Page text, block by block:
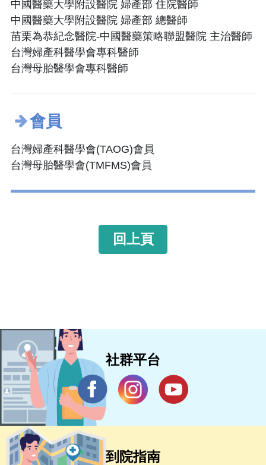
中國醫藥大學附設醫院 婦產部 住院醫師
中國醫藥大學附設醫院 婦產部 總醫師
苗栗為恭紀念醫院-中國醫藥策略聯盟醫院 主治醫師
台灣婦產科醫學會專科醫師
台灣母胎醫學會專科醫師
會員
台灣婦產科醫學會(TAOG)會員
台灣母胎醫學會(TMFMS)會員
回上頁
社群平台
到院指南